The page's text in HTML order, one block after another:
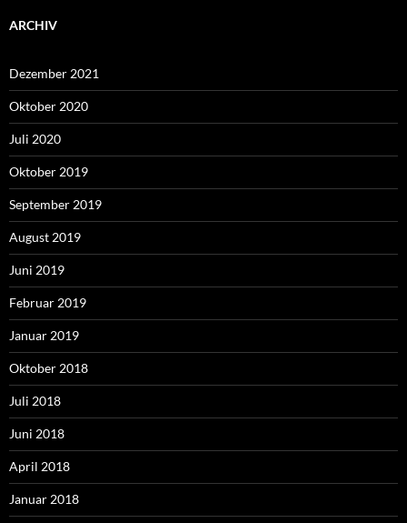
ARCHIV
Dezember 2021
Oktober 2020
Juli 2020
Oktober 2019
September 2019
August 2019
Juni 2019
Februar 2019
Januar 2019
Oktober 2018
Juli 2018
Juni 2018
April 2018
Januar 2018